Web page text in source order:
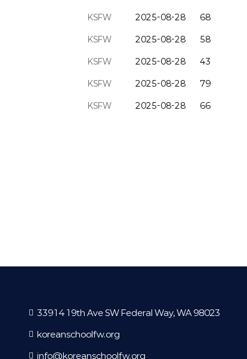
KSFW 2025-08-28 68
KSFW 2025-08-28 58
KSFW 2025-08-28 43
KSFW 2025-08-28 79
KSFW 2025-08-28 66
33914 19th Ave SW Federal Way, WA 98023
koreanschoolfw.org
info@koreanschoolfw.org